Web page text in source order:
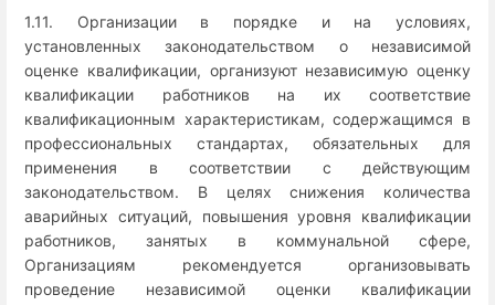
1.11. Организации в порядке и на условиях,
установленных законодательством о независимой
оценке квалификации, организуют независимую оценку
квалификации работников на их соответствие
квалификационным характеристикам, содержащимся в
профессиональных стандартах, обязательных для
применения в соответствии с действующим
законодательством. В целях снижения количества
аварийных ситуаций, повышения уровня квалификации
работников, занятых в коммунальной сфере,
Организациям рекомендуется организовывать
проведение независимой оценки квалификации